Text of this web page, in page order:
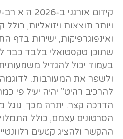
קידום
ויותר תוצאות ויזואליות, כולל
ואינפוגרפיקות, ישירות בדף
שתוכן טקסטואלי בלבד כבר
בעמוד יכול להגדיל
ולשפר את המעורבות.
להרכיב רהיט” יהיה יעיל פי
הדרכה קצר. יתרה מכך, גוגל
הסרטונים עצמם, כולל
ההקשר ולהציג קטעים